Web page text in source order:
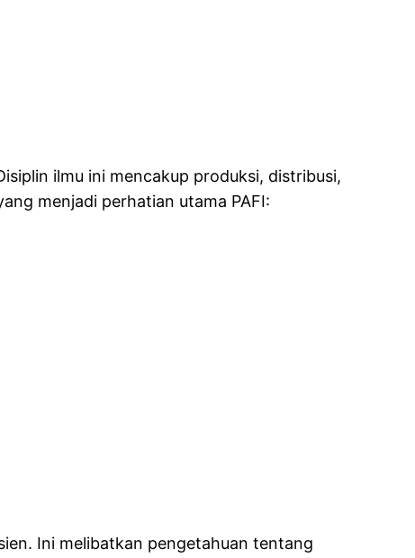
ilmu ini mencakup produksi, distribusi,
menjadi perhatian utama PAFI:
Ini melibatkan pengetahuan tentang